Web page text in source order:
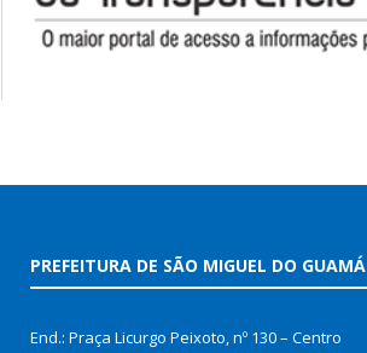
PREFEITURA DE SÃO MIGUEL DO GUAMÁ
End.: Praça Licurgo Peixoto, nº 130 – Centro